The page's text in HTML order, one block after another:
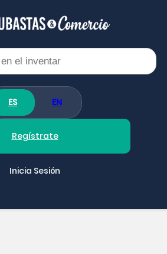
ES EN
Regístrate
Inicia Sesión